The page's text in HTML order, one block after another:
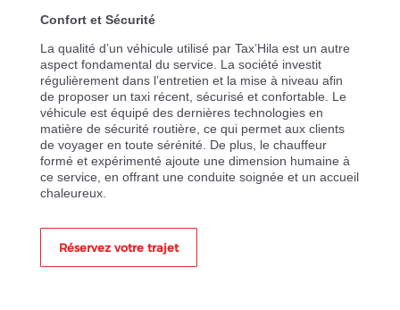
Confort et Sécurité
La qualité d’un véhicule utilisé par Tax’Hila est un autre
aspect fondamental du service. La société investit
régulièrement dans l’entretien et la mise à niveau afin
de proposer un taxi récent, sécurisé et confortable. Le
véhicule est équipé des dernières technologies en
matière de sécurité routière, ce qui permet aux clients
de voyager en toute sérénité. De plus, le chauffeur
formé et expérimenté ajoute une dimension humaine à
ce service, en offrant une conduite soignée et un accueil
chaleureux.
Réservez votre trajet